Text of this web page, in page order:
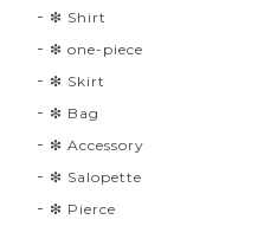
❇︎ Shirt
❇︎ one-piece
❇︎ Skirt
❇︎ Bag
❇︎ Accessory
❇︎ Salopette
❇︎ Pierce